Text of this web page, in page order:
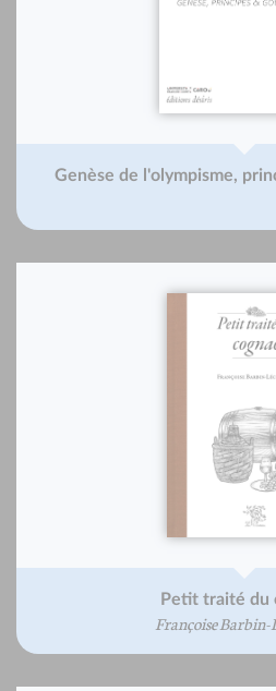
Genèse de l'olympisme,
Petit traité du
Françoise Barbin-